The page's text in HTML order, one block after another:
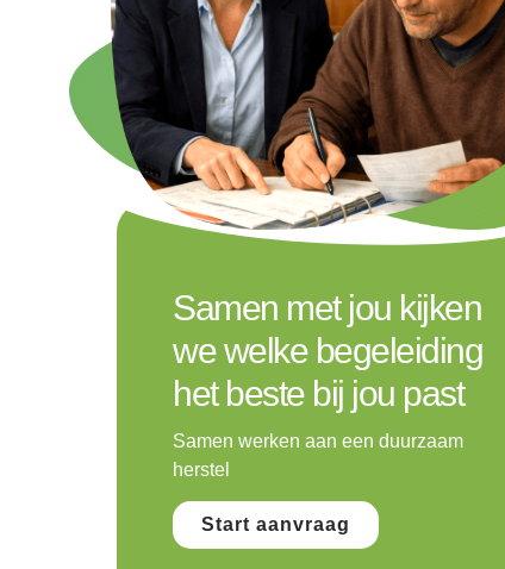
Samen met jou kijken
we welke begeleiding
het beste bij jou past
Samen werken aan een duurzaam
herstel
Start aanvraag